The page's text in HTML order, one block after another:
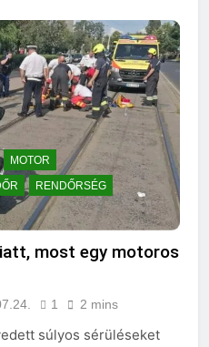
MOTOR
RENDŐRSÉG
most egy motoros
1 2 mins
súlyos sérüléseket